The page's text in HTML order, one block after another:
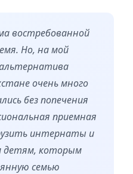
востребованной
Но, на мой
очень много
без попечения
приемная
интернаты и
детям, которым
семью